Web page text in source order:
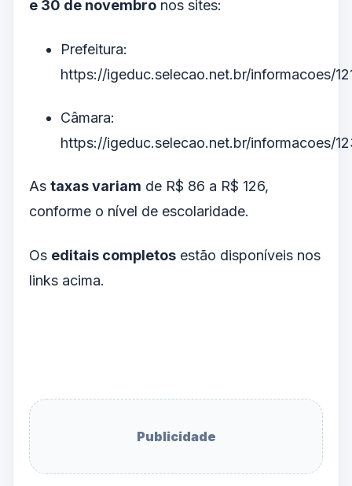
e 30 de novembro nos sites:
Prefeitura:
https://igeduc.selecao.net.br/informacoes/
Câmara:
https://igeduc.selecao.net.br/informacoes/
As taxas variam de R$ 86 a R$ 126,
conforme o nível de escolaridade.
Os editais completos estão disponíveis nos
links acima.
Publicidade